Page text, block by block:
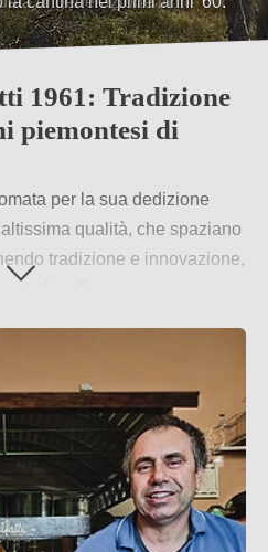
1961: Tradizione
piemontesi di
per la sua dedizione
qualità, che spaziano
tradizione e innovazione,
di spessore.